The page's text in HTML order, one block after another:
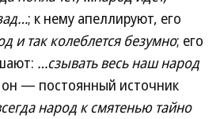
; к нему апеллируют, его
и так колеблется безумно; его
…сзывать весь наш народ
он — постоянный источник
народ к смятенью тайно